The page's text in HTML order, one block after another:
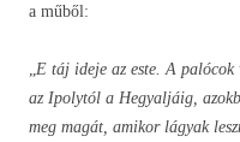
a műből:
E táj ideje az este. A palócok
az Ipolytól a Hegyaljáig,
meg magát, amikor lágyak